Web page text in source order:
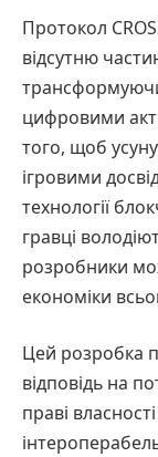
Протокол
відсутню
цифровими
того, щоб
ігровими
технології
гравці
розробники
економіки
Цей розробка
відповідь на
праві